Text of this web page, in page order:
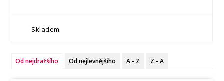
Skladem
Od nejdražšího Od nejlevnějšího A - Z Z - A